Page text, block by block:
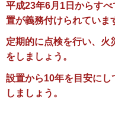
平成23年6月1日からす
置が義務付けられていま
定期的に点検を行い、火
をしましょう。
設置から10年を目安に
しましょう。